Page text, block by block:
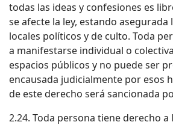
todas las ideas y confesiones es
se afecte la ley, estando
locales políticos y de culto. Toda
a manifestarse individual o
espacios públicos y no puede ser
encausada judicialmente por esos
de este derecho será sancionada
2.24. Toda persona tiene derecho